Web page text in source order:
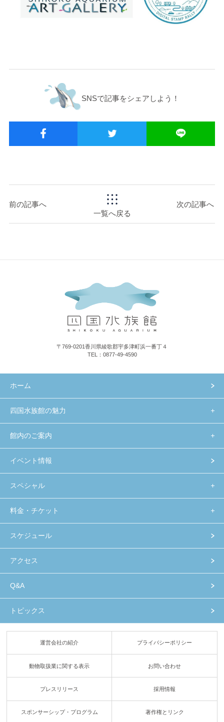
SNSで記事をシェアしよう！
前の記事へ
一覧へ戻る
次の記事へ
〒769-0201香川県綾歌郡宇多津町浜一番丁４
TEL：0877-49-4590
ホーム
四国水族館の魅力
館内のご案内
イベント情報
スペシャル
料金・チケット
スケジュール
アクセス
Q&A
トピックス
運営会社の紹介 プライバシーポリシー
動物取扱業に関する表示 お問い合わせ
プレスリリース 採用情報
スポンサーシップ・プログラム 著作権とリンク